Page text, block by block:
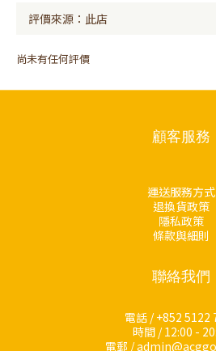
尚未有任何評價
顧客服務
運送服務方式
退換貨政策
隱私政策
條款與細則
聯絡我們
電話 / +852 5122
時間 / 12:00 -
電郵 /